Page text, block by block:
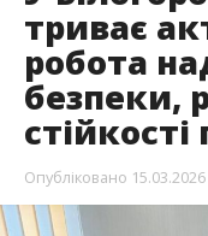
триває
робота
безпеки,
Опубліковано 15.03.2026